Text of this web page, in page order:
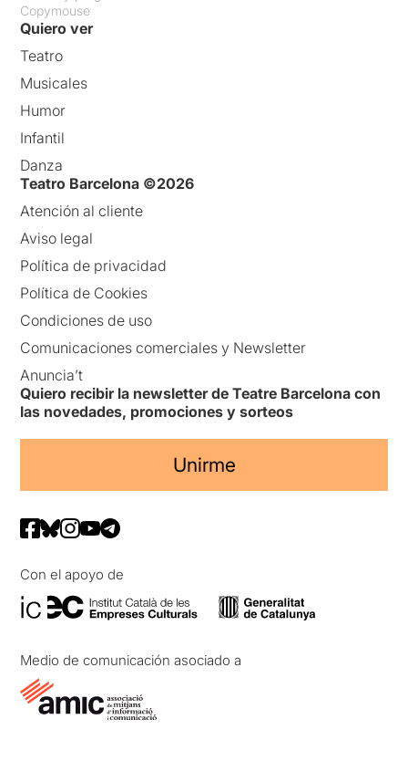
Copymouse
Quiero ver
Teatro
Musicales
Humor
Infantil
Danza
Teatro Barcelona ©2026
Atención al cliente
Aviso legal
Política de privacidad
Política de Cookies
Condiciones de uso
Comunicaciones comerciales y Newsletter
Anuncia’t
Quiero recibir la newsletter de Teatre Barcelona con
las novedades, promociones y sorteos
Unirme
Con el apoyo de
Medio de comunicación asociado a